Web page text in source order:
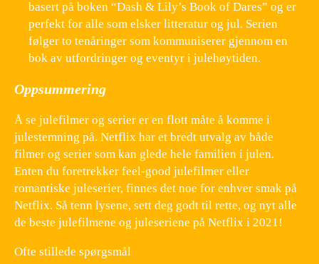
basert på boken “Dash & Lily’s Book of Dares” og er
perfekt for alle som elsker litteratur og jul. Serien
følger to tenåringer som kommuniserer gjennom en
bok av utfordringer og eventyr i julehøytiden.
Oppsummering
Å se julefilmer og serier er en flott måte å komme i
julestemning på. Netflix har et bredt utvalg av både
filmer og serier som kan glede hele familien i julen.
Enten du foretrekker feel-good julefilmer eller
romantiske juleserier, finnes det noe for enhver smak på
Netflix. Så tenn lysene, sett deg godt til rette, og nyt alle
de beste julefilmene og juleseriene på Netflix i 2021!
Ofte stillede spørgsmål